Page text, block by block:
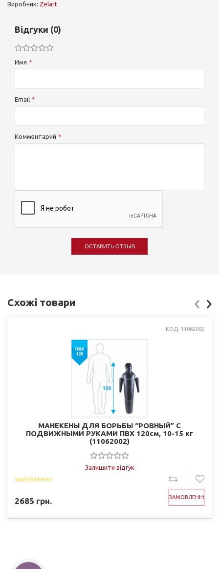
Виробник: Zelart
Відгуки (0)
Имя
Email
Комментарий
ОСТАВИТЬ ОТЗЫВ
Схожі товари
КОД: 11062002
МАНЕКЕНЫ ДЛЯ БОРЬБЫ “РОВНЫЙ” С
ПОДВИЖНЫМИ РУКАМИ ПВХ 120см, 10-15 кг
(11062002)
Залишити відгук
ЗАМОВЛЕННЯ
2685 грн. ЗАМОВЛЕННЯ